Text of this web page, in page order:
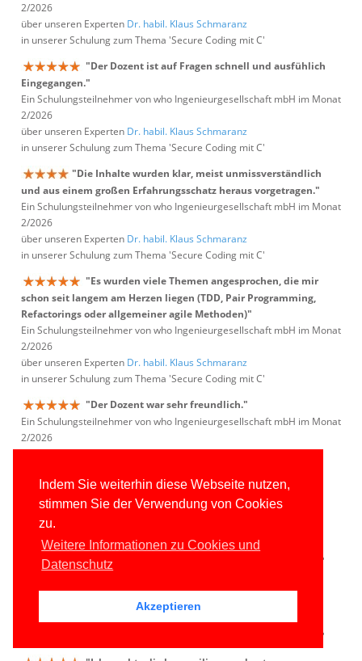
Indem Sie weiterhin diese Webseite nutzen,
stimmen Sie der Verwendung von Cookies
zu.
Weitere Informationen zu Cookies und
Datenschutz
Akzeptieren
2/2026
über unseren Experten Dr. habil. Klaus Schmaranz
in unserer Schulung zum Thema 'Secure Coding mit C'
"Der Dozent ist auf Fragen schnell und ausfühlich
Eingegangen."
Ein Schulungsteilnehmer von who Ingenieurgesellschaft mbH im Monat
2/2026
über unseren Experten Dr. habil. Klaus Schmaranz
in unserer Schulung zum Thema 'Secure Coding mit C'
"Die Inhalte wurden klar, meist unmissverständlich
und aus einem großen Erfahrungsschatz heraus vorgetragen."
Ein Schulungsteilnehmer von who Ingenieurgesellschaft mbH im Monat
2/2026
über unseren Experten Dr. habil. Klaus Schmaranz
in unserer Schulung zum Thema 'Secure Coding mit C'
"Es wurden viele Themen angesprochen, die mir
schon seit langem am Herzen liegen (TDD, Pair Programming,
Refactorings oder allgemeiner agile Methoden)"
Ein Schulungsteilnehmer von who Ingenieurgesellschaft mbH im Monat
2/2026
über unseren Experten Dr. habil. Klaus Schmaranz
in unserer Schulung zum Thema 'Secure Coding mit C'
"Der Dozent war sehr freundlich."
Ein Schulungsteilnehmer von who Ingenieurgesellschaft mbH im Monat
2/2026
über unseren ExpertenDr. habil. Klaus Schmaranz
"Die Tiefe der Themen und die Vorstellung des
Dozenten gefielen mir sehr gut."
Ein Schulungsteilnehmer von Iteratec GmbH im Monat 2/2026
über unseren ExpertenGregor Biswanger
in unserer Schulung zum Thema 'ASP.NET Core WebAPI und Blazor'
Ein Schulungsteilnehmer von Iteratec GmbH im Monat 2/2026
über unseren ExpertenGregor Biswanger
in unserer Schulung zum Thema 'ASP.NET Core WebAPI und Blazor'